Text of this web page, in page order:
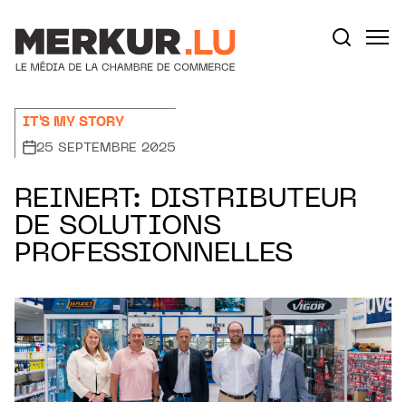
IT'S MY STORY
25 SEPTEMBRE 2025
REINERT: DISTRIBUTEUR
DE SOLUTIONS
PROFESSIONNELLES